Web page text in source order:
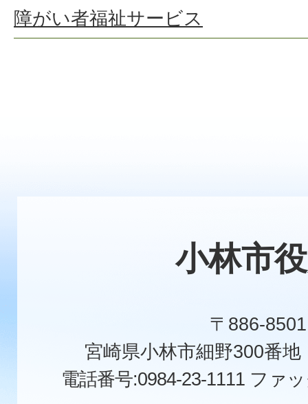
障がい者福祉サービス
小林市
〒886-8501
宮崎県小林市細野300番
電話番号:0984-23-1111 ファ